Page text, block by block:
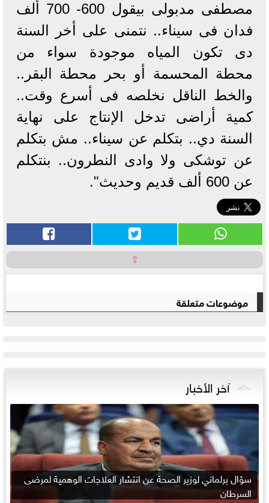
مصطفى مدبولى بيقول 600- 700 ألف
فدان فى سيناء.. نتمنى على أخر السنة
دى تكون المياه موجودة سواء من
محطة المحسمة أو بحر محطة البقر..
والخط الناقل نخلصه فى أسرع وقت..
كمية أراضى تدخل الإنتاج على نهاية
السنة دي.. بتكلم عن سيناء.. مش بتكلم
عن توشكى ولا وادى النطرون.. بنتكلم
عن 600 ألف قديم وحديث".
⇧
موضوعات متعلقة
آخر الأخبار
سؤال برلماني لوزير الصحة عن انتشار العلاجات الوهمية لمرضى
السرطان